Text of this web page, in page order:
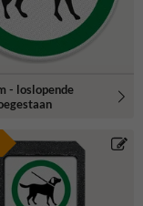
- loslopende